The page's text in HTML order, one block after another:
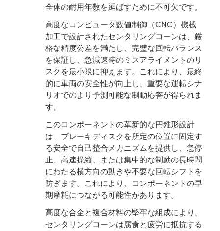
全体の耐用年数を延ばすために不可欠です。
高度なコンピュータ数値制御（CNC）機械
加工で設計されたセンタリングコーンは、厳
格な精度公差を満たし、完璧な回転バランス
を保証し、急減速時のミスアライメントのリ
スクを最小限に抑えます。これにより、最終
的に車両の安全性が向上し、重要な運転シナ
リオでのより予測可能な制動応答が得られま
す。
このコンポーネントの革新的な円錐形設計
は、ブレーキディスクを所定の位置に固定す
る安全で自己整合メカニズムを提供し、急停
止、高速操縦、または集中的な制動の長時間
にわたる横方向の動きや不要な回転シフトを
防ぎます。これにより、コンポーネントの早
期摩耗につながる可能性があります。
高度な合金と複合材料の堅牢な組成により、
センタリングコーンは腐食と疲労に抵抗する